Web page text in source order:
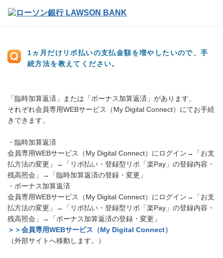
1ヵ月だけリボ払いの支払金額を増やしたいので、手
続方法を教えてください。
「臨時加算返済」または「ボーナス加算返済」があります。
それぞれ会員専用WEBサービス（My Digital Connect）にてお手続
きできます。
・臨時加算返済
会員専用WEBサービス（My Digital Connect）にログイン→「お支
払方法の変更」→「リボ払い・登録型リボ「楽Pay」の登録内容・
残高照会」→「臨時加算返済の登録・変更」
・ボーナス加算返済
会員専用WEBサービス（My Digital Connect）にログイン→「お支
払方法の変更」→「リボ払い・登録型リボ「楽Pay」の登録内容・
残高照会」→「ボーナス加算返済の登録・変更」
＞＞会員専用WEBサービス（My Digital Connect）
（外部サイトへ移動します。）